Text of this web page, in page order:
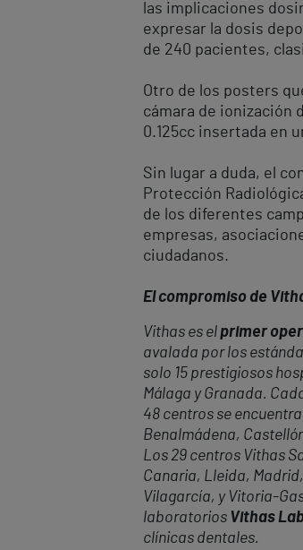
las implicaciones
expresar la dosis
de 240 pacientes,
Otro de los posters
cámara de ionización
0.125cc insertada en
Sin lugar a duda, el
Protección
de los diferentes
empresas,
ciudadanos.
El compromiso de
Vithas es elprimer
avalada por los
solo 15 prestigiosos
Málaga y Granada.
48 centros se
Benalmádena,
Los 29 centros Vithas
Canaria, Lleida,
Vilagarcía, y Vitoria-
laboratorios Vithas
clínicas dentales.